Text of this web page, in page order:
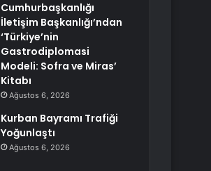
Cumhurbaşkanlığı
İletişim Başkanlığı’ndan
‘Türkiye’nin
Gastrodiplomasi
Modeli: Sofra ve Miras’
Kitabı
Ağustos 6, 2026
Kurban Bayramı Trafiği
Yoğunlaştı
Ağustos 6, 2026